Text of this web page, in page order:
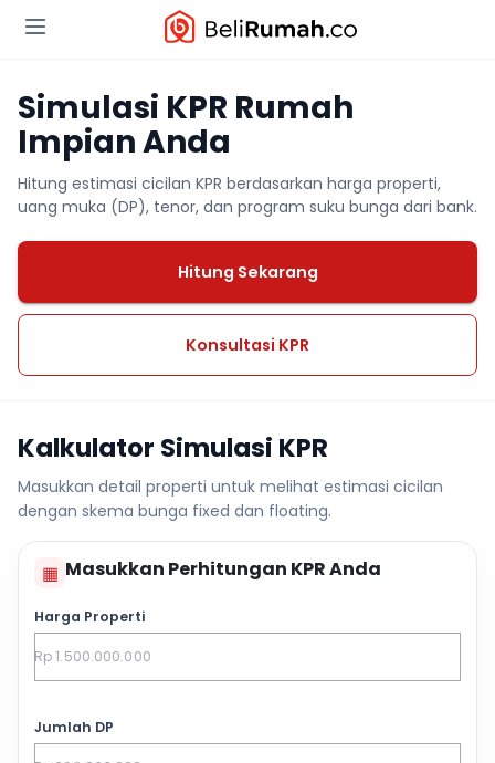
Simulasi KPR Rumah
Impian Anda
Hitung estimasi cicilan KPR berdasarkan harga properti,
uang muka (DP), tenor, dan program suku bunga dari bank.
Hitung Sekarang
Konsultasi KPR
Kalkulator Simulasi KPR
Masukkan detail properti untuk melihat estimasi cicilan
dengan skema bunga fixed dan floating.
▦ Masukkan Perhitungan KPR Anda
Harga Properti
Jumlah DP